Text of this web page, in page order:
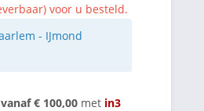
voor u besteld.
- IJmond
€ 100,00 met in3